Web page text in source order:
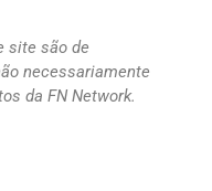
site são de
necessariamente
da FN Network.